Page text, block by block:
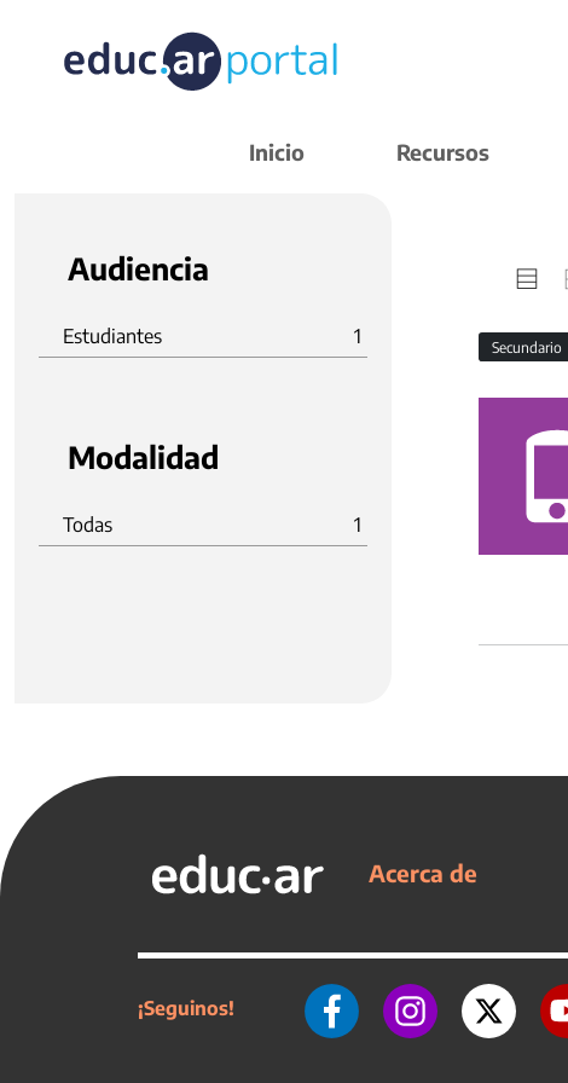
Inicio Recursos
Audiencia
Estudiantes 1
Modalidad
Todas 1
Secundario
Acerca de
¡Seguinos!